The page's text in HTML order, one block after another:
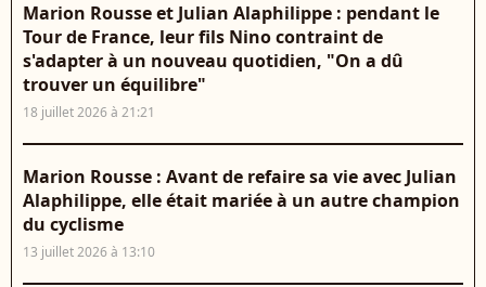
Marion Rousse et Julian Alaphilippe : pendant le
Tour de France, leur fils Nino contraint de
s'adapter à un nouveau quotidien, "On a dû
trouver un équilibre"
18 juillet 2026 à 21:21
Marion Rousse : Avant de refaire sa vie avec Julian
Alaphilippe, elle était mariée à un autre champion
du cyclisme
13 juillet 2026 à 13:10